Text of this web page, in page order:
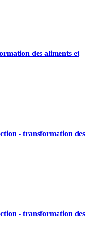
des aliments et
- transformation des
- transformation des